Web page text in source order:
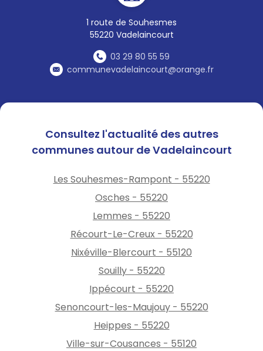
1 route de Souhesmes
55220 Vadelaincourt
03 29 80 55 59
communevadelaincourt@orange.fr
Consultez l'actualité des autres
communes autour de Vadelaincourt
Les Souhesmes-Rampont - 55220
Osches - 55220
Lemmes - 55220
Récourt-Le-Creux - 55220
Nixéville-Blercourt - 55120
Souilly - 55220
Ippécourt - 55220
Senoncourt-les-Maujouy - 55220
Heippes - 55220
Ville-sur-Cousances - 55120